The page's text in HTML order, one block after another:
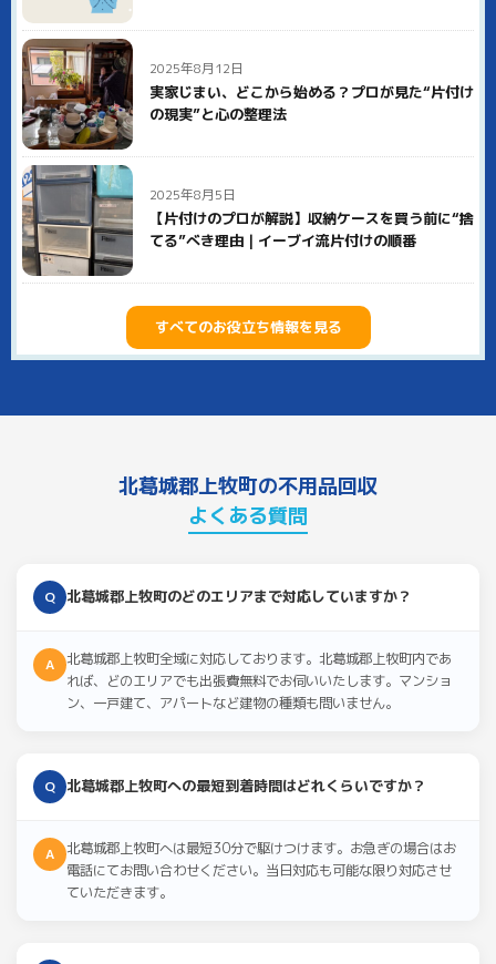
2025年8月12日
実家じまい、どこから始める？プロが見た“片付け
の現実”と心の整理法
2025年8月5日
【片付けのプロが解説】収納ケースを買う前に“捨
てる”べき理由｜イーブイ流片付けの順番
すべてのお役立ち情報を見る
北葛城郡上牧町の不用品回収
よくある質問
Q 北葛城郡上牧町のどのエリアまで対応していますか？
A
北葛城郡上牧町全域に対応しております。北葛城郡上牧町内であ
れば、どのエリアでも出張費無料でお伺いいたします。マンショ
ン、一戸建て、アパートなど建物の種類も問いません。
Q 北葛城郡上牧町への最短到着時間はどれくらいですか？
A
北葛城郡上牧町へは最短30分で駆けつけます。お急ぎの場合はお
電話にてお問い合わせください。当日対応も可能な限り対応させ
ていただきます。